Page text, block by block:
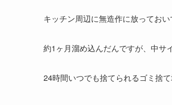
キッチン周辺に無造作に放ってお
約1ヶ月溜め込んだんですが、中サ
24時間いつでも捨てられるゴミ捨